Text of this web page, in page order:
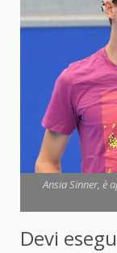
Ansia Sinner, è
Devi